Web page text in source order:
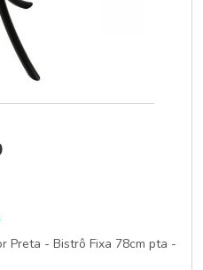
Preta - Bistrô Fixa 78cm pta -